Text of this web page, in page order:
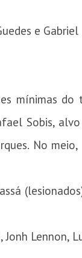
e
mínimas
Sobis,
No
Lennon,